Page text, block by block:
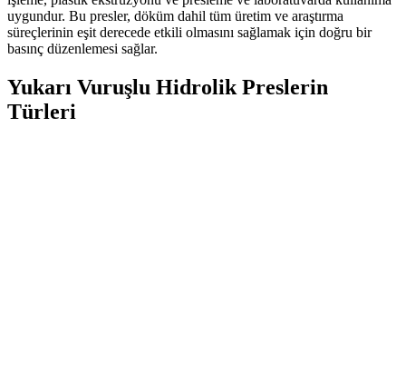
uygundur. Bu presler, döküm dahil tüm üretim ve araştırma
süreçlerinin eşit derecede etkili olmasını sağlamak için doğru bir
basınç düzenlemesi sağlar.
Yukarı Vuruşlu Hidrolik Preslerin
Türleri